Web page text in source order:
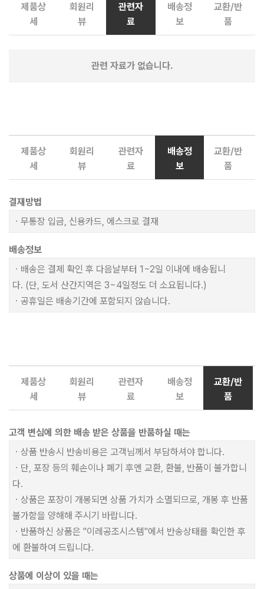
제품상
세
회원리
뷰
관련자
료
배송정
보
교환/반
품
관련 자료가 없습니다.
제품상
세
회원리
뷰
관련자
료
배송정
보
교환/반
품
결재방법
ㆍ무통장 입금, 신용카드, 에스크로 결재
배송정보
ㆍ배송은 결제 확인 후 다음날부터 1~2일 이내에 배송됩니
다. (단, 도서 산간지역은 3~4일정도 더 소요됩니다.)
ㆍ공휴일은 배송기간에 포함되지 않습니다.
제품상
세
회원리
뷰
관련자
료
배송정
보
교환/반
품
고객 변심에 의한 배송 받은 상품을 반품하실 때는
ㆍ상품 반송시 반송비용은 고객님께서 부담하셔야 합니다.
ㆍ단, 포장 등의 훼손이나 폐기 후엔 교환, 환불, 반품이 불가합니
다.
ㆍ상품은 포장이 개봉되면 상품 가치가 소멸되므로, 개봉 후 반품
불가함을 양해해 주시기 바랍니다.
ㆍ반품하신 상품은 "이레공조시스템"에서 반송상태를 확인한 후
에 환불하여 드립니다.
상품에 이상이 있을 때는